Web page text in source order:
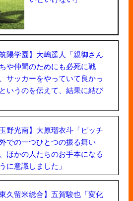
筑陽学園】大嶋遥人「親御さん
や仲間のためにも必死に戦
サッカーをやっていて良かっ
いうのを伝えて、結果に結び
玉野光南】大原瑠衣斗「ピッチ
での一つひとつの振る舞い
ほかの人たちのお手本になる
に意識しました」
東久留米総合】五賀駿也「変化